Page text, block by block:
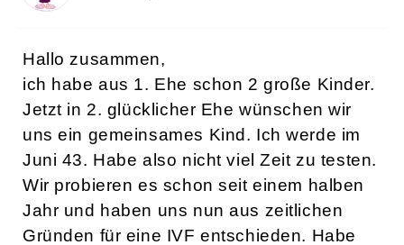
Hallo zusammen,
ich habe aus 1. Ehe schon 2 große Kinder.
Jetzt in 2. glücklicher Ehe wünschen wir
uns ein gemeinsames Kind. Ich werde im
Juni 43. Habe also nicht viel Zeit zu testen.
Wir probieren es schon seit einem halben
Jahr und haben uns nun aus zeitlichen
Gründen für eine IVF entschieden. Habe